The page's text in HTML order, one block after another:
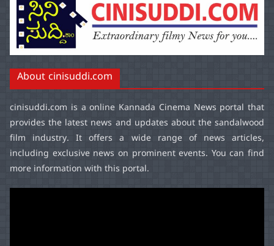
About cinisuddi.com
cinisuddi.com is a online Kannada Cinema News portal that
provides the latest news and updates about the sandalwood
film industry. It offers a wide range of news articles,
including exclusive news on prominent events. You can find
more information with this portal.